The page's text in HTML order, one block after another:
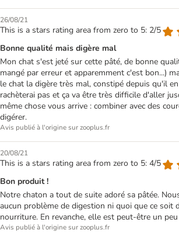
26/08/21
This is a stars rating area from zero to 5: 2/5
Bonne qualité mais digère mal
Mon chat s'est jeté sur cette pâté, de bonne
mangé par erreur et apparemment c'est bon...)
le chat la digère très mal, constipé depuis qu'il
rachèterai pas et ça va être très difficile d'aller
même chose vous arrive : combiner avec des
digérer.
Avis publié à l'origine sur zooplus.fr
20/08/21
This is a stars rating area from zero to 5: 4/5
Bon produit !
Notre chaton a tout de suite adoré sa pâtée.
aucun problème de digestion ni quoi que ce soit
nourriture. En revanche, elle est peut-être un peu
Avis publié à l'origine sur zooplus.fr